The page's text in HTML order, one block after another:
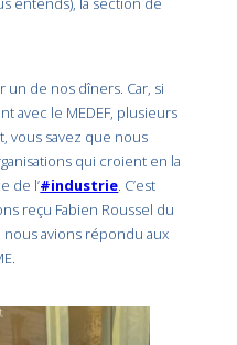
un de nos dîners. Car, si
avec le MEDEF, plusieurs
vous savez que nous
qui croient en la
de l’#industrie. C’est
reçu Fabien Roussel du
nous avions répondu aux